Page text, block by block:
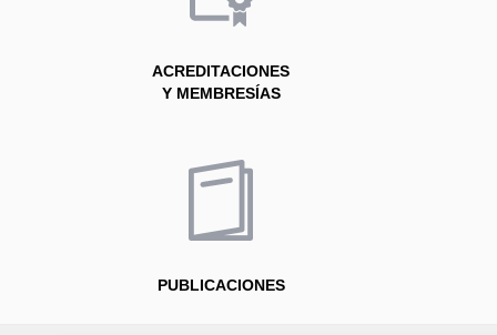
ACREDITACIONES
Y MEMBRESÍAS
PUBLICACIONES